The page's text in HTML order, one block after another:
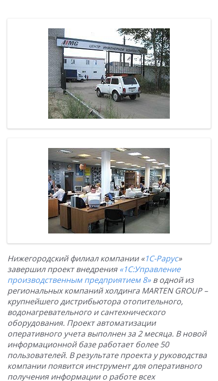
Нижегородский филиал компании «1С-Рарус»
завершил проект внедрения«1С:Управление
производственным предприятием 8»в одной из
региональных компаний холдинга MARTEN GROUP –
крупнейшего дистрибьютора отопительного,
водонагревательного и сантехнического
оборудования. Проект автоматизации
оперативного учета выполнен за 2 месяца. В новой
информационной базе работает более 50
пользователей. В результате проекта у руководства
компании появится инструмент для оперативного
получения информации о работе всех